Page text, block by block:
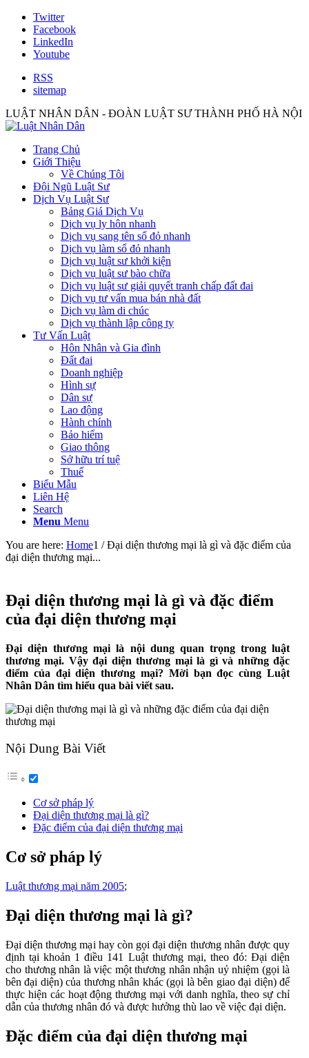
Twitter
Facebook
LinkedIn
Youtube
RSS
sitemap
LUẬT NHÂN DÂN - ĐOÀN LUẬT SƯ THÀNH PHỐ HÀ NỘI
Trang Chủ
Giới Thiệu
Về Chúng Tôi
Đội Ngũ Luật Sư
Dịch Vụ Luật Sư
Bảng Giá Dịch Vụ
Dịch vụ ly hôn nhanh
Dịch vụ sang tên sổ đỏ nhanh
Dịch vụ làm sổ đỏ nhanh
Dịch vụ luật sư khởi kiện
Dịch vụ luật sư bào chữa
Dịch vụ luật sư giải quyết tranh chấp đất đai
Dịch vụ tư vấn mua bán nhà đất
Dịch vụ làm di chúc
Dịch vụ thành lập công ty
Tư Vấn Luật
Hôn Nhân và Gia đình
Đất đai
Doanh nghiệp
Hình sự
Dân sự
Lao động
Hành chính
Bảo hiểm
Giao thông
Sở hữu trí tuệ
Thuế
Biểu Mẫu
Liên Hệ
Search
Menu Menu
You are here: Home1 / Đại diện thương mại là gì và đặc điểm của
đại diện thương mại...
Đại diện thương mại là gì và đặc điểm
của đại diện thương mại
Đại diện thương mại là nội dung quan trọng trong luật
thương mại. Vậy đại diện thương mại là gì và những đặc
điểm của đại diện thương mại? Mời bạn đọc cùng Luật
Nhân Dân tìm hiểu qua bài viết sau.
Nội Dung Bài Viết
Cơ sở pháp lý
Đại diện thương mại là gì?
Đặc điểm của đại diện thương mại
Cơ sở pháp lý
Luật thương mại năm 2005;
Đại diện thương mại là gì?
Đại diện thương mại hay còn gọi đại diện thương nhân được quy
định tại khoản 1 điều 141 Luật thương mại, theo đó: Đại diện
cho thương nhân là việc một thương nhân nhận uỷ nhiệm (gọi là
bên đại diện) của thương nhân khác (gọi là bên giao đại diện) để
thực hiện các hoạt động thương mại với danh nghĩa, theo sự chỉ
dẫn của thương nhân đó và được hưởng thù lao về việc đại diện.
Đặc điểm của đại diện thương mại